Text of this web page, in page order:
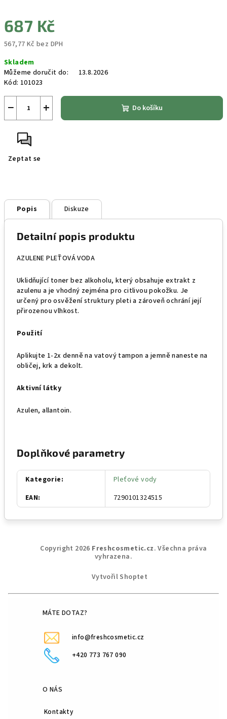
687 Kč
567,77 Kč bez DPH
cena:
Skladem
Můžeme doručit do:
13.8.2026
Kód: 101023
+
− Do košíku
Zeptat se
Popis Diskuze
Detailní popis produktu
AZULENE PLEŤOVÁ VODA
Uklidňující toner bez alkoholu, který obsahuje extrakt z
azulenu a je vhodný zejména pro citlivou pokožku. Je
určený pro osvěžení struktury pleti a zároveň ochrání její
přirozenou vlhkost.
Použití
Aplikujte 1-2x denně na vatový tampon a jemně naneste na
obličej, krk a dekolt.
Aktivní látky
Azulen, allantoin.
Doplňkové parametry
Kategorie:
Pleťové vody
EAN: 7290101324515
Copyright 2026 Freshcosmetic.cz. Všechna práva
vyhrazena.
Vytvořil Shoptet
MÁTE DOTAZ?
info@freshcosmetic.cz
+420 773 767 090
O NÁS
Kontakty